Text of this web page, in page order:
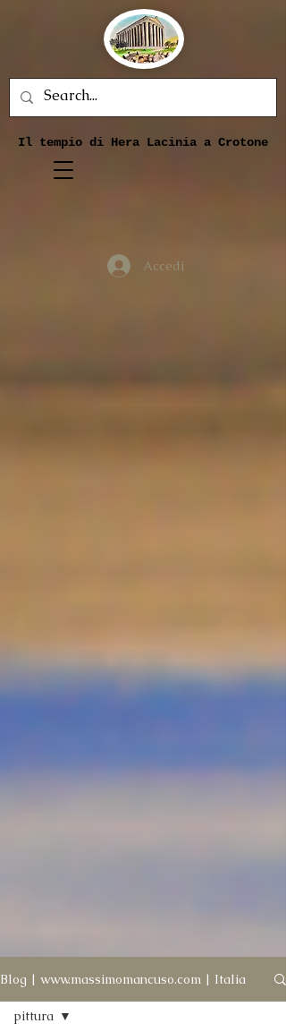
Il tempio di Hera Lacinia a Crotone
Accedi
Blog | www.massimomancuso.com | Italia
pittura